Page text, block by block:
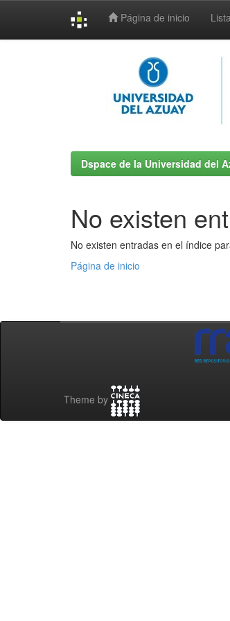
Página de inicio
Dspace de la Universidad del
No existen
No existen entradas en el índice
Página de inicio
Theme by